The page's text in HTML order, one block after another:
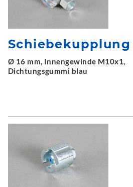
Ø 16 mm, Innengewinde M10x1,
Dichtungsgummi blau